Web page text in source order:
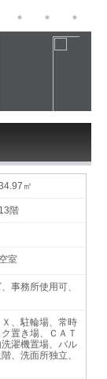
㎡
13階
空室
事務所使用可、
、駐輪場、常時
置き場、ＣＡＴ
濯機置場、バル
、洗面所独立、